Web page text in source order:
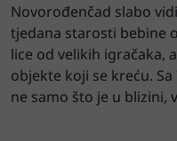
Novorođenčad slabo
tjedana starosti bebine
lice od velikih igračaka,
objekte koji se kreću.
ne samo što je u blizini,